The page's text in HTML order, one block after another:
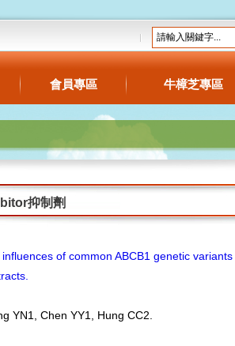
會員專區 牛樟芝專區
抑制劑
influences of common ABCB1 genetic variants
YN1 , Chen YY1 , Hung CC2